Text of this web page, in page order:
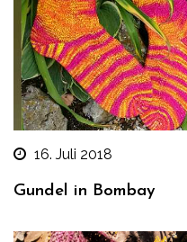
16. Juli 2018
Gundel in Bombay